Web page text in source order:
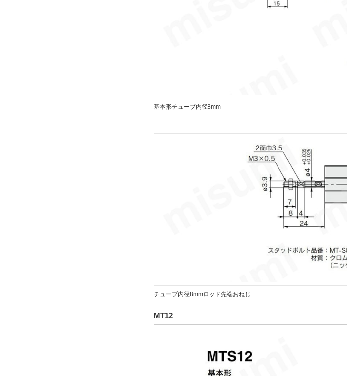
基本形チューブ内径8mm
チューブ内径8mmロッド先端おねじ
MT12